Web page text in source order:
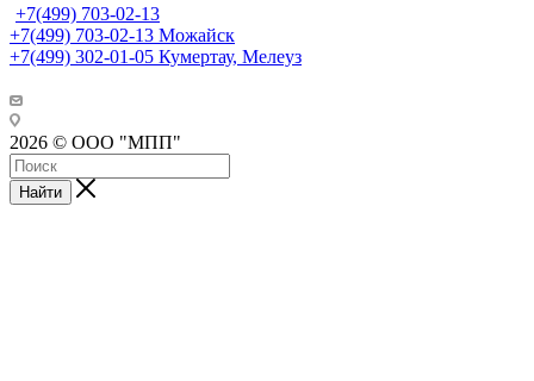
+7(499) 703-02-13
+7(499) 703-02-13 Можайск
+7(499) 302-01-05 Кумертау, Мелеуз
2026 © ООО "МПП"
Найти